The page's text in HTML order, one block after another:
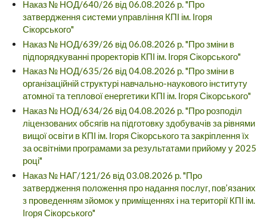
Наказ № НОД/640/26 від 06.08.2026 р. "Про
затвердження системи управління КПІ ім. Ігоря
Сікорського"
Наказ № НОД/639/26 від 06.08.2026 р. "Про зміни в
підпорядкуванні проректорів КПІ ім. Ігоря Сікорського"
Наказ № НОД/635/26 від 04.08.2026 р. "Про зміни в
організаційній структурі навчально-наукового інституту
атомної та теплової енергетики КПІ ім. Ігоря Сікорського"
Наказ № НОД/634/26 від 04.08.2026 р. "Про розподіл
ліцензованих обсягів на підготовку здобувачів за рівнями
вищої освіти в КПІ ім. Ігоря Сікорського та закріплення їх
за освітніми програмами за результатами прийому у 2025
році"
Наказ № НАГ/121/26 від 03.08.2026 р. "Про
затвердження положення про надання послуг, пов’язаних
з проведенням зйомок у приміщеннях і на території КПІ ім.
Ігоря Сікорського"